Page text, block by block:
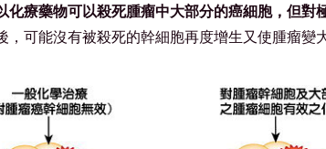
化療藥物可以殺死腫瘤中大部分的癌細胞，但對
，可能沒有被殺死的幹細胞再度增生又使腫瘤變